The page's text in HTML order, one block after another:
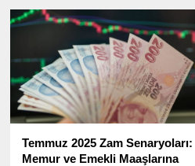
kişiye ulaştı. Bu kişilerin mevduatı
ise 10.7 trilyon liraya ulaştı.
Temmuz 2025 Zam Senaryoları:
Memur ve Emekli Maaşlarına